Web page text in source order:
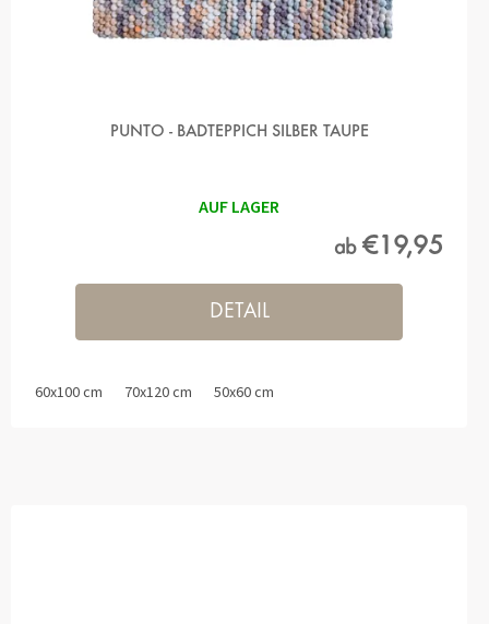
PUNTO - BADTEPPICH SILBER TAUPE
AUF LAGER
ab€19,95
DETAIL
60x100 cm 70x120 cm 50x60 cm